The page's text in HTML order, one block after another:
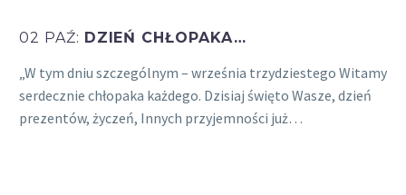
02 PAŹ: DZIEŃ CHŁOPAKA…
„W tym dniu szczególnym – września trzydziestego Witamy
serdecznie chłopaka każdego. Dzisiaj święto Wasze, dzień
prezentów, życzeń, Innych przyjemności już…